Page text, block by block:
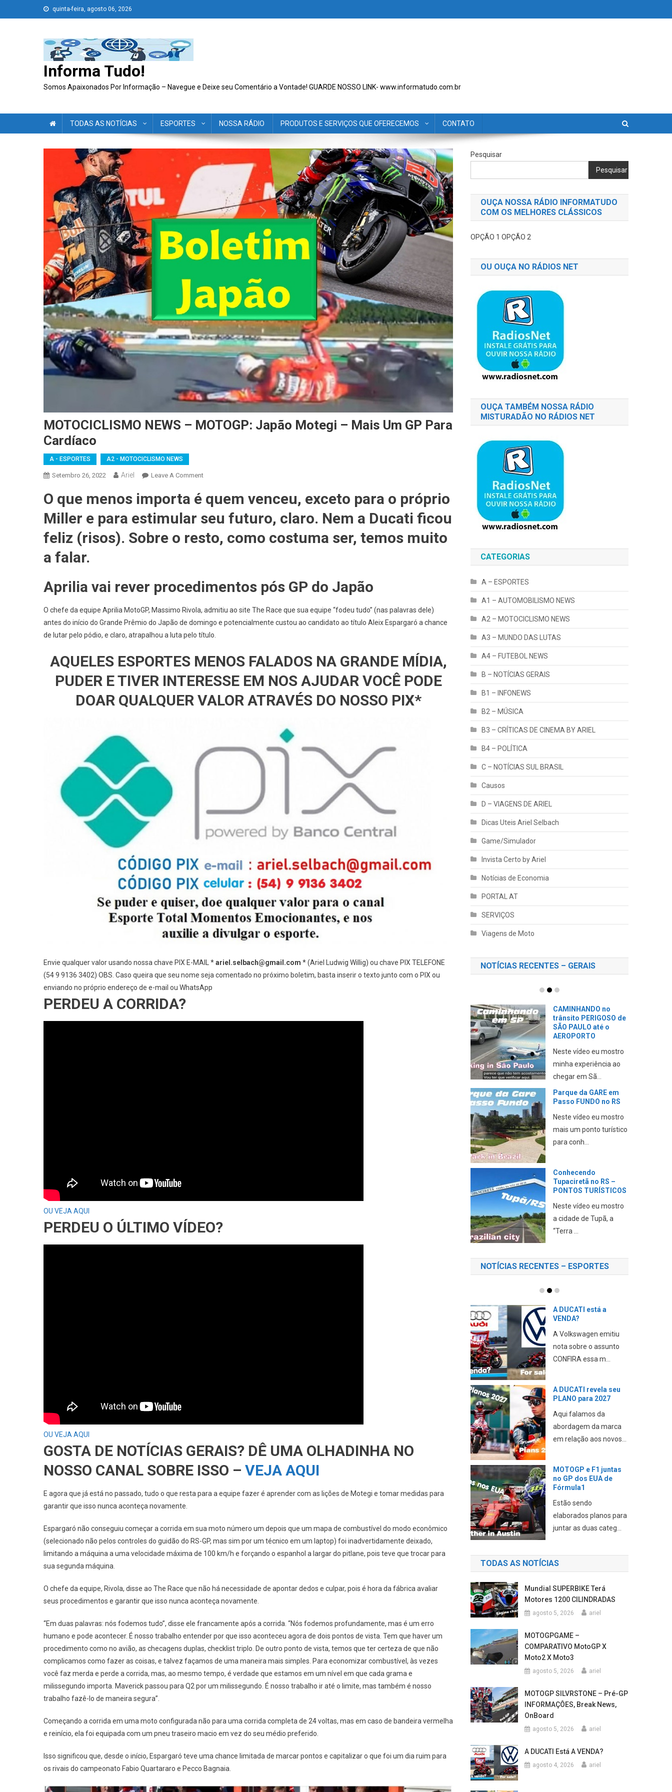
to
quinta-feira, agosto 06, 2026
Informa Tudo!
Somos Apaixonados Por Informação – Navegue e Deixe seu Comentário a Vontade! GUARDE NOSSO LINK- www.informatudo.com.br
TODAS AS NOTÍCIAS ESPORTES NOSSA RÁDIO PRODUTOS E SERVIÇOS QUE OFERECEMOS CONTATO
MOTOCICLISMO NEWS – MOTOGP: Japão Motegi – Mais Um GP Para
Cardíaco
A - ESPORTES A2 - MOTOCICLISMO NEWS
Setembro 26, 2022 Ariel Leave A CommentOn
NEWS
MOTOGP:
Japão
Motegi
Cardíaco
O que menos importa é quem venceu, exceto para o próprio
Miller e para estimular seu futuro, claro. Nem a Ducati ficou
feliz (risos). Sobre o resto, como costuma ser, temos muito
a falar.
Aprilia vai rever procedimentos pós GP do Japão
O chefe da equipe Aprilia MotoGP, Massimo Rivola, admitiu ao site The Race que sua equipe “fodeu tudo” (nas palavras dele)
antes do início do Grande Prêmio do Japão de domingo e potencialmente custou ao candidato ao título Aleix Espargaró a chance
de lutar pelo pódio, e claro, atrapalhou a luta pelo título.
AQUELES ESPORTES MENOS FALADOS NA GRANDE MÍDIA,
PUDER E TIVER INTERESSE EM NOS AJUDAR VOCÊ PODE
DOAR QUALQUER VALOR ATRAVÉS DO NOSSO PIX*
Envie qualquer valor usando nossa chave PIX E-MAIL *ariel.selbach@gmail.com * (Ariel Ludwig Willig) ou chave PIX TELEFONE
(54 9 9136 3402) OBS. Caso queira que seu nome seja comentado no próximo boletim, basta inserir o texto junto com o PIX ou
enviando no próprio endereço de e-mail ou WhatsApp
PERDEU A CORRIDA?
OU VEJA AQUI
PERDEU O ÚLTIMO VÍDEO?
OU VEJA AQUI
GOSTA DE NOTÍCIAS GERAIS? DÊ UMA OLHADINHA NO
NOSSO CANAL SOBRE ISSO – VEJA AQUI
E agora que já está no passado, tudo o que resta para a equipe fazer é aprender com as lições de Motegi e tomar medidas para
garantir que isso nunca aconteça novamente.
Espargaró não conseguiu começar a corrida em sua moto número um depois que um mapa de combustível do modo econômico
(selecionado não pelos controles do guidão do RS-GP, mas sim por um técnico em um laptop) foi inadvertidamente deixado,
limitando a máquina a uma velocidade máxima de 100 km/h e forçando o espanhol a largar do pitlane, pois teve que trocar para
sua segunda máquina.
O chefe da equipe, Rivola, disse ao The Race que não há necessidade de apontar dedos e culpar, pois é hora da fábrica avaliar
seus procedimentos e garantir que isso nunca aconteça novamente.
“Em duas palavras: nós fodemos tudo”, disse ele francamente após a corrida. “Nós fodemos profundamente, mas é um erro
humano e pode acontecer. É nosso trabalho entender por que isso aconteceu agora de dois pontos de vista. Tem que haver um
procedimento como no avião, as checagens duplas, checklist triplo. De outro ponto de vista, temos que ter certeza de que não
complicamos como fazer as coisas, e talvez façamos de uma maneira mais simples. Para economizar combustível, às vezes
você faz merda e perde a corrida, mas, ao mesmo tempo, é verdade que estamos em um nível em que cada grama e
milissegundo importa. Maverick passou para Q2 por um milissegundo. É nosso trabalho ir até o limite, mas também é nosso
trabalho fazê-lo de maneira segura”.
Começando a corrida em uma moto configurada não para uma corrida completa de 24 voltas, mas em caso de bandeira vermelha
e reinício, ela foi equipada com um pneu traseiro macio em vez do seu médio preferido.
Isso significou que, desde o início, Espargaró teve uma chance limitada de marcar pontos e capitalizar o que foi um dia ruim para
os rivais do campeonato Fabio Quartararo e Pecco Bagnaia.
Pesquisar
Pesquisar
OUÇA NOSSA RÁDIO INFORMATUDO
COM OS MELHORES CLÁSSICOS
OPÇÃO 1OPÇÃO 2
OU OUÇA NO RÁDIOS NET
OUÇA TAMBÉM NOSSA RÁDIO
MISTURADÃO NO RÁDIOS NET
CATEGORIAS
A – ESPORTES
A1 – AUTOMOBILISMO NEWS
A2 – MOTOCICLISMO NEWS
A3 – MUNDO DAS LUTAS
A4 – FUTEBOL NEWS
B – NOTÍCIAS GERAIS
B1 – INFONEWS
B2 – MÚSICA
B3 – CRÍTICAS DE CINEMA BY ARIEL
B4 – POLÍTICA
C – NOTÍCIAS SUL BRASIL
Causos
D – VIAGENS DE ARIEL
Dicas Uteis Ariel Selbach
Game/Simulador
Invista Certo by Ariel
Notícias de Economia
PORTAL AT
SERVIÇOS
Viagens de Moto
NOTÍCIAS RECENTES – GERAIS
CAMINHANDO no
trânsito PERIGOSO de
SÃO PAULO até o
AEROPORTO
Neste vídeo eu mostro
minha experiência ao
chegar em Sã...
Parque da GARE em
Passo FUNDO no RS
Neste vídeo eu mostro
mais um ponto turístico
para conh...
Conhecendo
Tupaciretã no RS –
PONTOS TURÍSTICOS
Neste vídeo eu mostro
a cidade de Tupã, a
“Terra ...
NOTÍCIAS RECENTES – ESPORTES
A DUCATI está a
VENDA?
A Volkswagen emitiu
nota sobre o assunto
CONFIRA essa m...
A DUCATI revela seu
PLANO para 2027
Aqui falamos da
abordagem da marca
em relação aos novos...
MOTOGP e F1 juntas
no GP dos EUA de
Fórmula1
Estão sendo
elaborados planos para
juntar as duas categ...
TODAS AS NOTÍCIAS
Mundial SUPERBIKE Terá
Motores 1200 CILINDRADAS
agosto 5, 2026 ariel
MOTOGPGAME –
COMPARATIVO MotoGP X
Moto2 X Moto3
agosto 5, 2026 ariel
MOTOGP SILVRSTONE – Pré-GP
INFORMAÇÔES, Break News,
OnBoard
agosto 5, 2026 ariel
A DUCATI Está A VENDA?
agosto 4, 2026 ariel